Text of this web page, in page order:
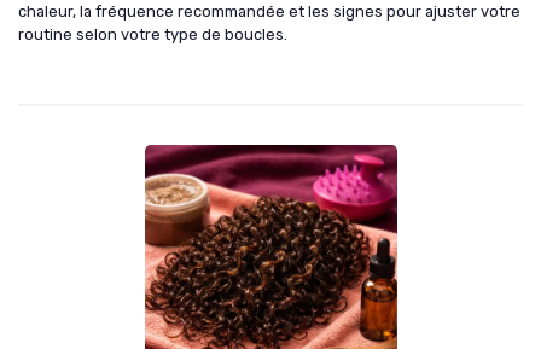
chaleur, la fréquence recommandée et les signes pour ajuster votre
routine selon votre type de boucles.